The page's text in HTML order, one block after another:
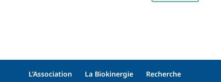
L’Association La Biokinergie
Recherche